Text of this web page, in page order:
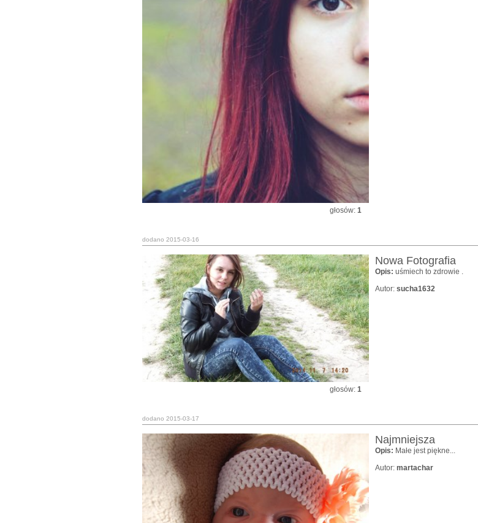
głosów: 1
dodano 2015-03-16
głosów: 1
Nowa Fotografia
Opis: uśmiech to zdrowie .
Autor: sucha1632
dodano 2015-03-17
Najmniejsza
Opis: Małe jest piękne...
Autor: martachar